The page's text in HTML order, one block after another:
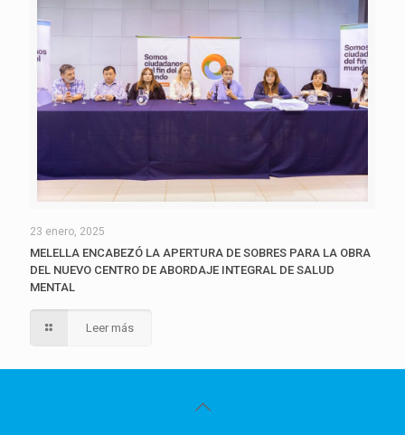
23 enero, 2025
MELELLA ENCABEZÓ LA APERTURA DE SOBRES PARA LA OBRA
DEL NUEVO CENTRO DE ABORDAJE INTEGRAL DE SALUD
MENTAL
Leer más